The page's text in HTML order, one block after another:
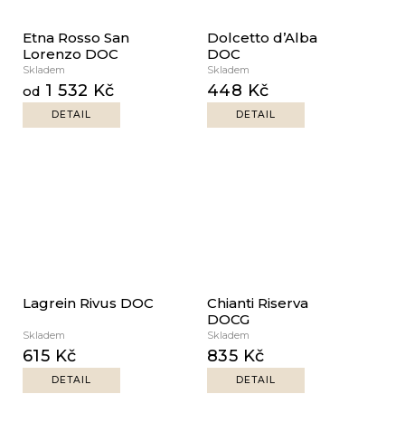
Etna Rosso San
Lorenzo DOC
Skladem
od 1 532 Kč
DETAIL
Dolcetto d’Alba
DOC
Skladem
448 Kč
DETAIL
Lagrein Rivus DOC
Skladem
615 Kč
DETAIL
Chianti Riserva
DOCG
Skladem
835 Kč
DETAIL